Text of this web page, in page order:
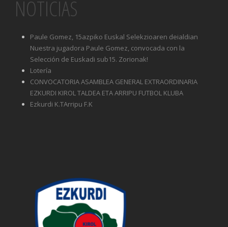
NOTICIAS
Paule Gomez, 15azpiko Euskal Selekzioaren deialdian
Nuestra jugadora Paule Gomez, convocada con la
Selección de Euskadi sub15. Zorionak!
Lotería
CONVOCATORIA ASAMBLEA GENERAL EXTRAORDINARIA
EZKURDI KIROL TALDEA ETA ARRIPU FUTBOL KLUBA
Ezkurdi K.TArripu F.K